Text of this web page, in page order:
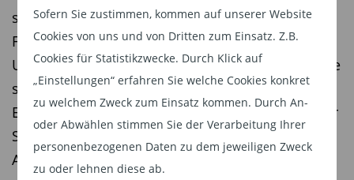
Sofern Sie zustimmen, kommen auf unserer Website
Cookies von uns und von Dritten zum Einsatz. Z.B.
Cookies für Statistikzwecke. Durch Klick auf
„Einstellungen“ erfahren Sie welche Cookies konkret
zu welchem Zweck zum Einsatz kommen. Durch An-
oder Abwählen stimmen Sie der Verarbeitung Ihrer
personenbezogenen Daten zu dem jeweiligen Zweck
zu oder lehnen diese ab.
in einer Rezession vor größeren
Herausforderungen stehen könnten als Large
Caps, zeigt ein Blick in die Finanzgeschichte, dass
Small und Mid Caps in Abschwungphasen
operativ besser dastehen als ihre Large-Cap-
Pendants. Dank ihrer schlanken Struktur und
Flexibilität können sie ihre Kosten schneller
setzt auf die Kombination aus
Fundamentalanalyse, Quant-Modellen und KI-
Unterstützung – und erzielt damit seit Jahren eine
stabile Outperformance gegenüber dem MSCI
Europe. Warum der Fonds trotz benchmarknaher
Strategie zu den interessantesten europäischen
Aktienfonds zählt.